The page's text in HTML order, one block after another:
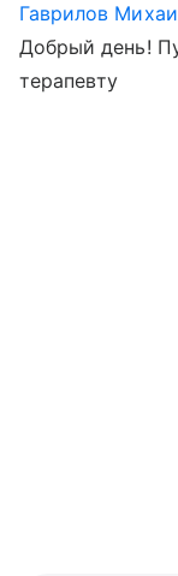
Гаврилов
Добрый день!
терапевту